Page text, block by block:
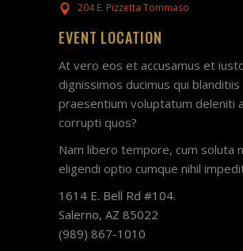
204 E. Pizzetta Tommaso
EVENT LOCATION
At vero eos et accusamus et
dignissimos ducimus qui blanditiis
praesentium voluptatum deleniti
corrupti quos?
Nam libero tempore, cum soluta
eligendi optio cumque nihil
1614 E. Bell Rd #104.
Salerno, AZ 85022
(989) 867-1010